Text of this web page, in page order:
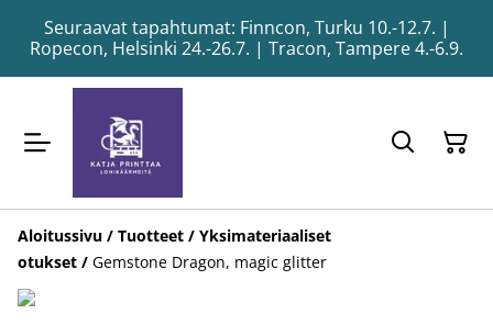
Seuraavat tapahtumat: Finncon, Turku 10.-12.7. |
Ropecon, Helsinki 24.-26.7. | Tracon, Tampere 4.-6.9.
Aloitussivu / Tuotteet / Yksimateriaaliset
otukset / Gemstone Dragon, magic glitter